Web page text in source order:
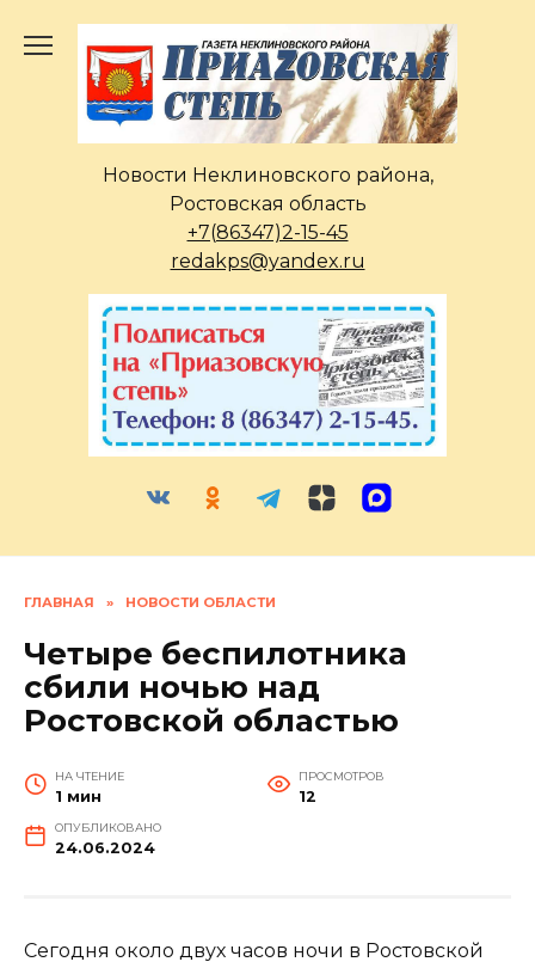
содержанию
Новости Неклиновского района,
Ростовская область
+7(86347)2-15-45
redakps@yandex.ru
ГЛАВНАЯ » НОВОСТИ ОБЛАСТИ
Четыре беспилотника
сбили ночью над
Ростовской областью
НА ЧТЕНИЕ
1 мин
ПРОСМОТРОВ
12
ОПУБЛИКОВАНО
24.06.2024
Сегодня около двух часов ночи в Ростовской